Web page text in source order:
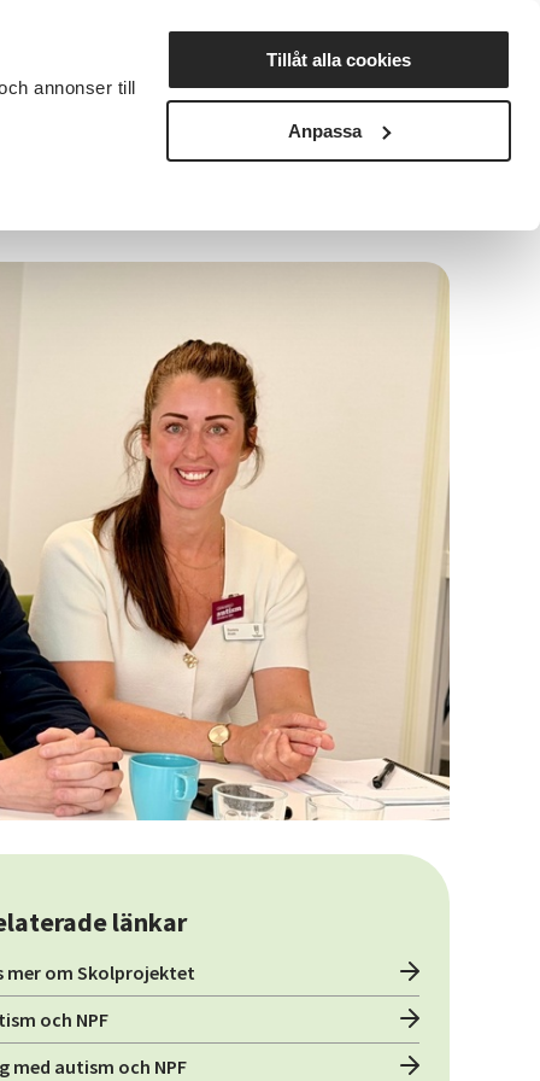
annonser till
Tillåt alla cookies
Anpassa
Nyheter Avdelningar
länkar
mer om Skolprojektet
och NPF
med autism och NPF